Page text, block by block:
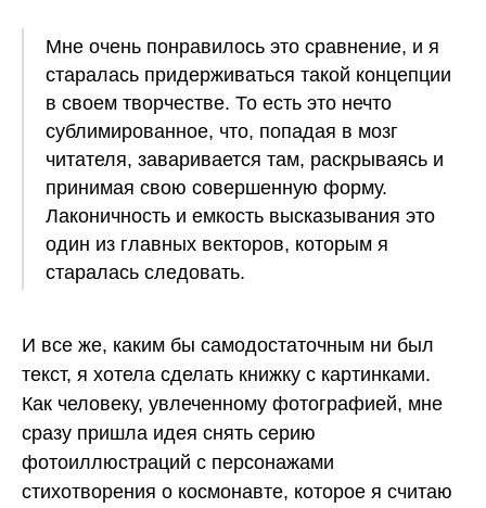
Мне очень понравилось это сравнение, и я
старалась придерживаться такой концепции
в своем творчестве. То есть это нечто
сублимированное, что, попадая в мозг
читателя, заваривается там, раскрываясь и
принимая свою совершенную форму.
Лаконичность и емкость высказывания это
один из главных векторов, которым я
старалась следовать.
И все же, каким бы самодостаточным ни был
текст, я хотела сделать книжку с картинками.
Как человеку, увлеченному фотографией, мне
сразу пришла идея снять серию
фотоиллюстраций с персонажами
стихотворения о космонавте, которое я считаю